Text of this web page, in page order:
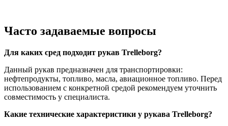
Часто задаваемые вопросы
Для каких сред подходит рукав Trelleborg?
Данный рукав предназначен для транспортировки:
нефтепродукты, топливо, масла, авиационное топливо. Перед
использованием с конкретной средой рекомендуем уточнить
совместимость у специалиста.
Какие технические характеристики у рукава Trelleborg?